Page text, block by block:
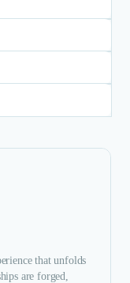
that unfolds
are forged,